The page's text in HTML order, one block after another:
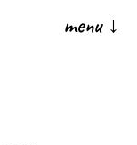
menu ↓